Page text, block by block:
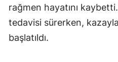
rağmen hayatını
tedavisi sürerken,
başlatıldı.